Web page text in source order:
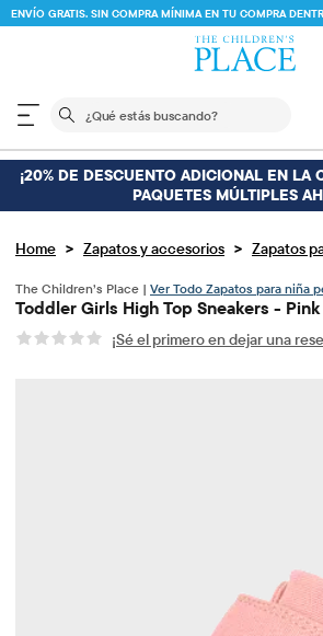
ENVÍO GRATIS. SIN COMPRA MÍNIMA EN TU COMPRA
FREESHIPDESCARGAR
El siguiente campo de
¡20% DE DESCUENTO ADICIONAL EN LA
PAQUETES MÚLTIPLES
Home > Zapatos y accesorios > Zapatos
The Children’s Place | Ver Todo Zapatos para niña
Toddler Girls High Top Sneakers - Pink
¡Sé el primero en dejar una